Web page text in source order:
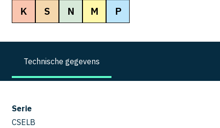
K S N M P
Technische gegevens
Serie
CSELB